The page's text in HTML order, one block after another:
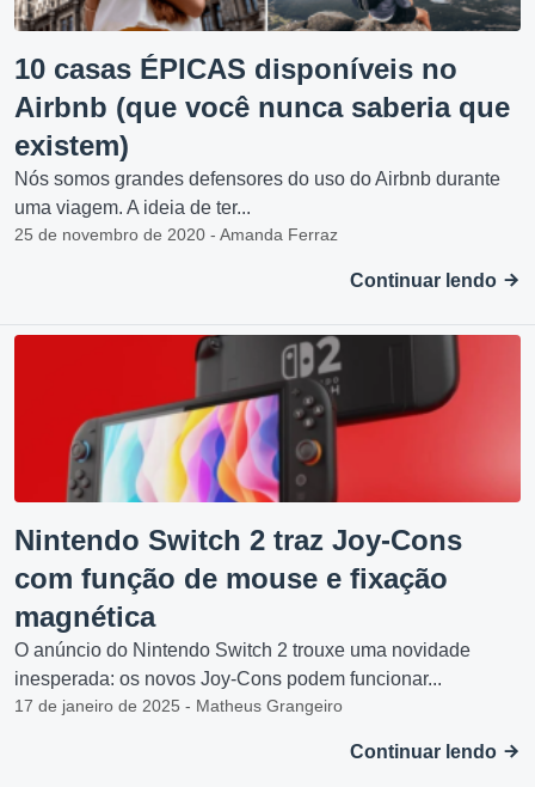
10 casas ÉPICAS disponíveis no
Airbnb (que você nunca saberia que
existem)
Nós somos grandes defensores do uso do Airbnb durante
uma viagem. A ideia de ter...
25 de novembro de 2020 - Amanda Ferraz
Continuar lendo
Nintendo Switch 2 traz Joy-Cons
com função de mouse e fixação
magnética
O anúncio do Nintendo Switch 2 trouxe uma novidade
inesperada: os novos Joy-Cons podem funcionar...
17 de janeiro de 2025 - Matheus Grangeiro
Continuar lendo